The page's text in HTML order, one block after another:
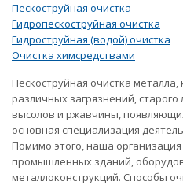
Пескоструйная очистка
Гидропескоструйная очистка
Гидроструйная (водой) очистка
Очистка химсредствами
Пескоструйная очистка
различных загрязнений,
высолов и ржавчины,
основная специализация
Помимо этого, наша
промышленных зданий,
металлоконструкций. Способы